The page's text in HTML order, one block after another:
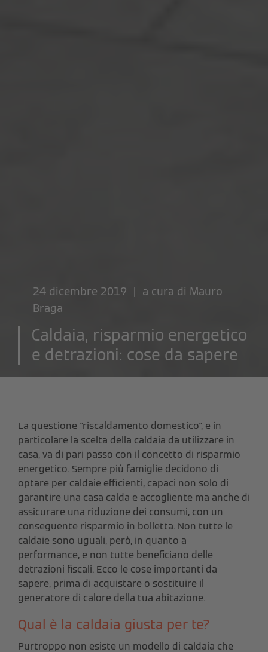
24 dicembre 2019 | a cura di Mauro
Braga
Caldaia, risparmio energetico
e detrazioni: cose da sapere
La questione "riscaldamento domestico", e in
particolare la scelta della caldaia da utilizzare in
casa, va di pari passo con il concetto di risparmio
energetico. Sempre più famiglie decidono di
optare per caldaie efficienti, capaci non solo di
garantire una casa calda e accogliente ma anche di
assicurare una riduzione dei consumi, con un
conseguente risparmio in bolletta. Non tutte le
caldaie sono uguali, però, in quanto a
performance, e non tutte beneficiano delle
detrazioni fiscali. Ecco le cose importanti da
sapere, prima di acquistare o sostituire il
generatore di calore della tua abitazione.
Qual è la caldaia giusta per te?
Purtroppo non esiste un modello di caldaia che